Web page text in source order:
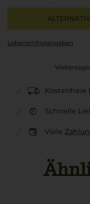
Lebensmittel­angaben
Kostenfreie
Schnelle
Viele